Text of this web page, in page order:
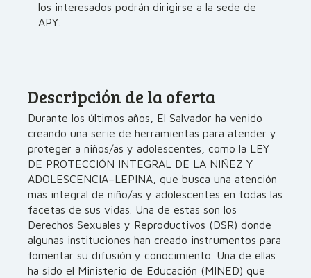
los interesados podrán dirigirse a la sede de
APY.
Descripción de la oferta
Durante los últimos años, El Salvador ha venido
creando una serie de herramientas para atender y
proteger a niños/as y adolescentes, como la LEY
DE PROTECCIÓN INTEGRAL DE LA NIÑEZ Y
ADOLESCENCIA–LEPINA, que busca una atención
más integral de niño/as y adolescentes en todas las
facetas de sus vidas. Una de estas son los
Derechos Sexuales y Reproductivos (DSR) donde
algunas instituciones han creado instrumentos para
fomentar su difusión y conocimiento. Una de ellas
ha sido el Ministerio de Educación (MINED) que